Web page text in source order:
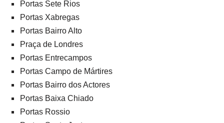
Portas Sete Rios
Portas Xabregas
Portas Bairro Alto
Praça de Londres
Portas Entrecampos
Portas Campo de Mártires
Portas Bairro dos Actores
Portas Baixa Chiado
Portas Rossio